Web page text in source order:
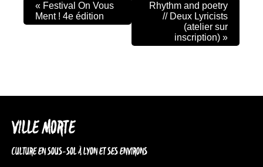
« Festival On Vous
Ment ! 4e édition
Rhythm and poetry
// Deux Lyricists
(atelier sur
inscription) »
VILLE MORTE
CULTURE EN SOUS-SOL À LYON ET SES ENVIRONS